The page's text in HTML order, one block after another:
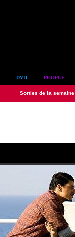
DVD PEOPLE
Sorties de la semaine